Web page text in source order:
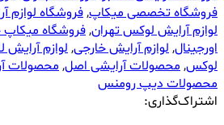
فروشگاه تخصصی میکاپ,فروشگاه لوازم
لوازم آرایش لوکس تهران,فروشگاه میکاپ
اورجینال,لوازم آرایش خارجی,لوازم آرایش
لوکس,محصولات آرایشی اصل,محصولات
محصولات دیپ رومنس
اشتراک‌گذاری: